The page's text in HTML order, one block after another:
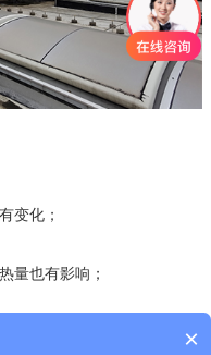
变化；
也有影响；
×